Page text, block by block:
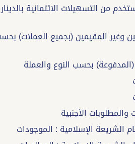
من التسهيلات الائتمانية
وغير المقيمين (بجميع العملات)